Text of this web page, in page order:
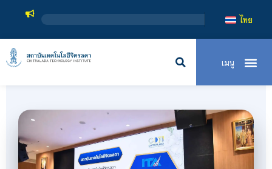
สถาบันเทคโน
ไทย